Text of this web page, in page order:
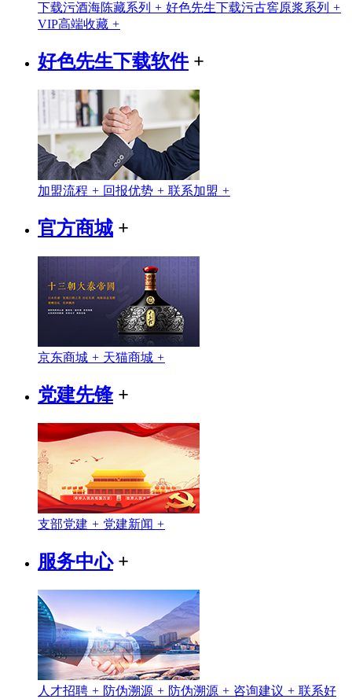
下载污酒海陈藏系列 + 好色先生下载污古窖原浆系列 +
VIP高端收藏 +
好色先生下载软件+
加盟流程 + 回报优势 + 联系加盟 +
官方商城 +
京东商城 + 天猫商城 +
党建先锋+
支部党建 + 党建新闻 +
服务中心+
人才招聘 + 防伪溯源 + 防伪溯源 + 咨询建议 + 联系好